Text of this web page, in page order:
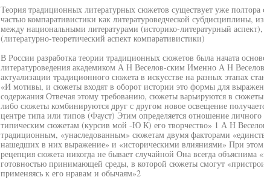
Теория традиционных литературных сюжетов существует уже полтора
частью компаративистики как литературоведческой субдисциплины,
между национальными литературами (историко-литературный
(литературно-теоретический аспект компаративистики)
В России разработка теории традиционных сюжетов была начата
литературоведения академиком А Н Веселов-ским Именно А Н
актуализации традиционного сюжета в искусстве на разных этапах
«И мотивы, и сюжеты входят в оборот истории это формы для
содержания Отвечая этому требованию, сюжеты варьируются в
либо сюжеты комбинируются друг с другом новое освещение
центре типа или типов (Фауст) Этим определяется отношение
типическим сюжетам (курсив мой -Ю К) его творчество» 1 А Н
традиционным, «унаследованным» сюжетам двумя факторами
нашедших в них выражение» и «историческими влияниями» При этом,
рецепция сюжета никогда не бывает случайной Она всегда объяснима
готовностью принимающей среды, в которой сюжеты смогут
применяясь к его нравам и обычаям»2